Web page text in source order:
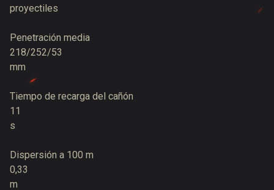
proyectiles
Penetración media
218/252/53
mm
Tiempo de recarga del cañón
11
s
Dispersión a 100 m
0,33
m